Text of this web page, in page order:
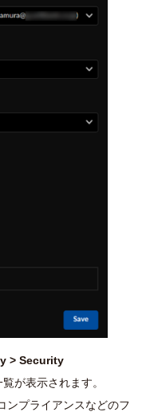
> Security
が表示されます。
ンプライアンスなどのフ